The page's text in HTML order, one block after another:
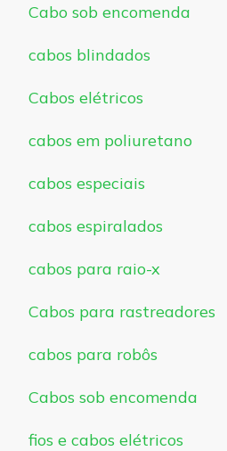
Cabo sob encomenda
cabos blindados
Cabos elétricos
cabos em poliuretano
cabos especiais
cabos espiralados
cabos para raio-x
Cabos para rastreadores
cabos para robôs
Cabos sob encomenda
fios e cabos elétricos